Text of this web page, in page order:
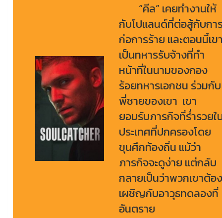
“คีล” เคยทำงานให้
กับโปแลนด์ที่ต่อสู้กับกา
ก่อการร้าย และตอนนี้เข
เป็นทหารรับจ้างที่ทำ
หน้าที่ในนามของกอง
ร้อยทหารเอกชน ร่วมกับ
พี่ชายของเขา เขา
ยอมรับภารกิจที่ร่ำรวยใ
ประเทศที่ปกครองโดย
ขุนศึกท้องถิ่น แม้ว่า
ภารกิจจะดูง่าย แต่กลับ
กลายเป็นว่าพวกเขาต้อง
เผชิญกับอาวุธทดลองที่
อันตราย